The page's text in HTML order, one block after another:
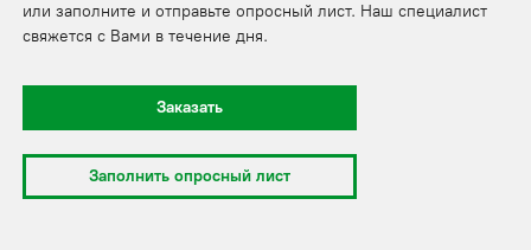
или заполните и отправьте опросный лист. Наш специалист
свяжется с Вами в течение дня.
Заказать
Заполнить опросный лист